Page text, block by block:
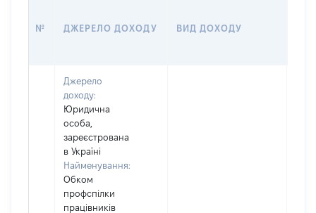
№ ДЖЕРЕЛО ДОХОДУ ВИД ДОХОДУ
Джерело
доходу:
Юридична
особа,
зареєстрована
в Україні
Найменування:
Обком
профспілки
працівників